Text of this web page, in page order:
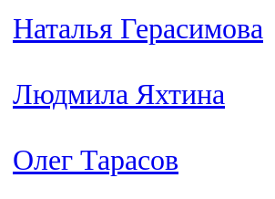
Наталья Герасимова
Людмила Яхтина
Олег Тарасов